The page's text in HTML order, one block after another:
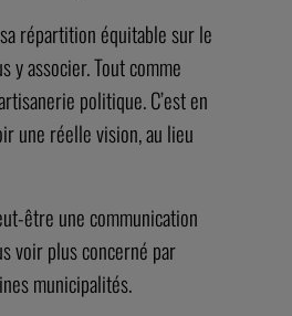
répartition équitable sur le
associer. Tout comme
politique. C’est en
une réelle vision, au lieu
être une communication
voir plus concerné par
municipalités.